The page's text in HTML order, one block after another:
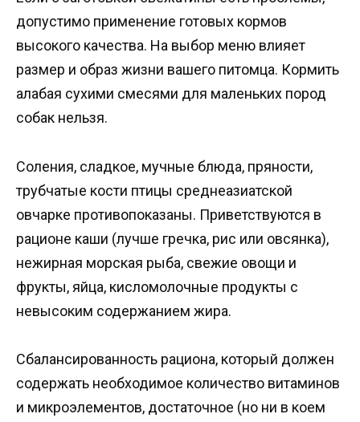
допустимо применение готовых кормов
высокого качества. На выбор меню влияет
размер и образ жизни вашего питомца. Кормить
алабая сухими смесями для маленьких пород
собак нельзя.
Соления, сладкое, мучные блюда, пряности,
трубчатые кости птицы среднеазиатской
овчарке противопоказаны. Приветствуются в
рационе каши (лучше гречка, рис или овсянка),
нежирная морская рыба, свежие овощи и
фрукты, яйца, кисломолочные продукты с
невысоким содержанием жира.
Сбалансированность рациона, который должен
содержать необходимое количество витаминов
и микроэлементов, достаточное (но ни в коем